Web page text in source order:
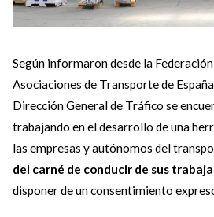
Según informaron desde la
Asociaciones de Transporte de
Dirección General de Tráfico se
trabajando en el desarrollo de una
las empresas y autónomos del
del carné de conducir de sus
disponer de un consentimiento